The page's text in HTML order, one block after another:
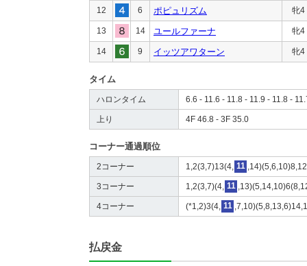
12 6 ポピュリズム 牝4
13 14 ユールファーナ 牝4
14 9 イッツアワターン 牝4
タイム
ハロンタイム 6.6 - 11.6 - 11.8 - 11.9 - 11.8 -
上り 4F 46.8 - 3F 35.0
コーナー通過順位
2コーナー 1,2(3,7)13(4, 11
3コーナー 1,2(3,7)(4, 11
4コーナー (*1,2)3(4, 11
払戻金